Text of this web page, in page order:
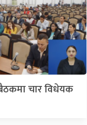
चार विधेयक